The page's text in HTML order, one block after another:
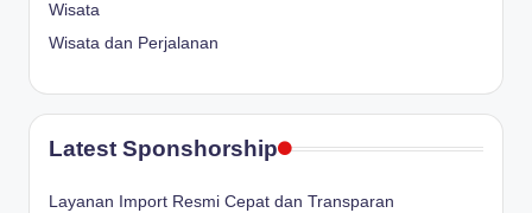
Wisata
Wisata dan Perjalanan
Latest Sponshorship
Layanan Import Resmi Cepat dan Transparan